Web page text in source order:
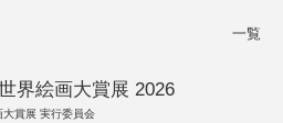
一覧
界絵画大賞展 2026
大賞展 実行委員会